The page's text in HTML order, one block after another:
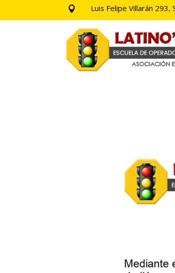
 Luis Felipe Villarán 293,